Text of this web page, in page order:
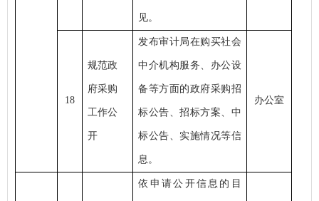
见。
18
规范政
府采购
工作公
开
发布审计局在购买社会
中介机构服务、办公设
备等方面的政府采购招
标公告、招标方案、中
标公告、实施情况等信
息。
办公室
依申请公开信息的目